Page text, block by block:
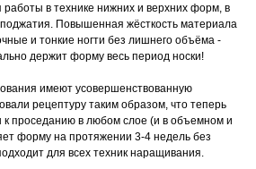
в технике нижних и верхних форм, в
Повышенная жёсткость материала
и тонкие ногти без лишнего объёма -
держит форму весь период носки!
имеют усовершенствованную
рецептуру таким образом, что теперь
к проседанию в любом слое (и в объемном и
форму на протяжении 3-4 недель без
для всех техник наращивания.